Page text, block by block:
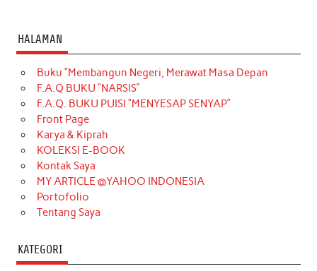
HALAMAN
Buku “Membangun Negeri, Merawat Masa Depan
F.A.Q BUKU “NARSIS”
F.A.Q. BUKU PUISI “MENYESAP SENYAP”
Front Page
Karya & Kiprah
KOLEKSI E-BOOK
Kontak Saya
MY ARTICLE @YAHOO INDONESIA
Portofolio
Tentang Saya
KATEGORI